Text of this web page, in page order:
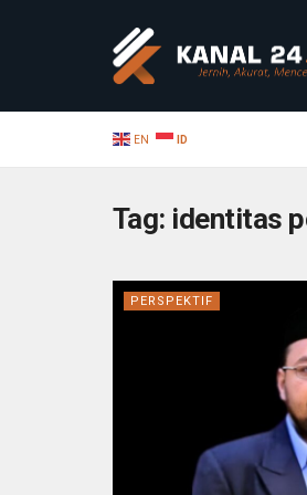
EN ID
Tag: identitas
PERSPEKTIF